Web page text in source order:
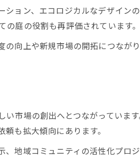
ョン、エコロジカルなデザイン
庭の役割も再評価されています。
向上や新規市場の開拓につなが
市場の創出へとつながっていま
も拡大傾向にあります。
地域コミュニティの活性化プロ